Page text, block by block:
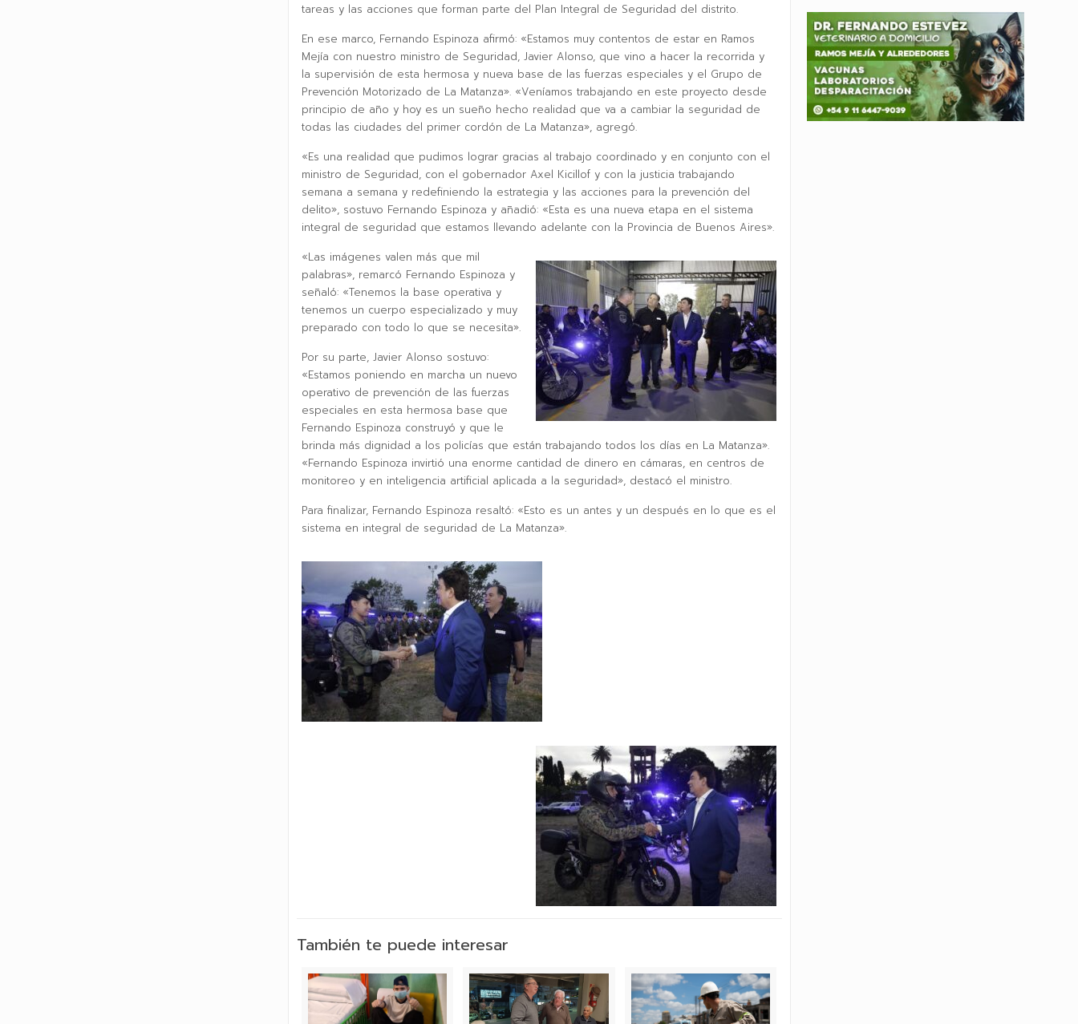
tareas y las acciones que forman parte del Plan Integral de Seguridad del distrito.
En ese marco, Fernando Espinoza afirmó: «Estamos muy contentos de estar en Ramos
Mejía con nuestro ministro de Seguridad, Javier Alonso, que vino a hacer la recorrida y
la supervisión de esta hermosa y nueva base de las fuerzas especiales y el Grupo de
Prevención Motorizado de La Matanza». «Veníamos trabajando en este proyecto desde
principio de año y hoy es un sueño hecho realidad que va a cambiar la seguridad de
todas las ciudades del primer cordón de La Matanza», agregó.
«Es una realidad que pudimos lograr gracias al trabajo coordinado y en conjunto con el
ministro de Seguridad, con el gobernador Axel Kicillof y con la justicia trabajando
semana a semana y redefiniendo la estrategia y las acciones para la prevención del
delito», sostuvo Fernando Espinoza y añadió: «Esta es una nueva etapa en el sistema
integral de seguridad que estamos llevando adelante con la Provincia de Buenos Aires».
«Las imágenes valen más que mil
palabras», remarcó Fernando Espinoza y
señaló: «Tenemos la base operativa y
tenemos un cuerpo especializado y muy
preparado con todo lo que se necesita».
Por su parte, Javier Alonso sostuvo:
«Estamos poniendo en marcha un nuevo
operativo de prevención de las fuerzas
especiales en esta hermosa base que
Fernando Espinoza construyó y que le
brinda más dignidad a los policías que están trabajando todos los días en La Matanza».
«Fernando Espinoza invirtió una enorme cantidad de dinero en cámaras, en centros de
monitoreo y en inteligencia artificial aplicada a la seguridad», destacó el ministro.
Para finalizar, Fernando Espinoza resaltó: «Esto es un antes y un después en lo que es el
sistema en integral de seguridad de La Matanza».
También te puede interesar